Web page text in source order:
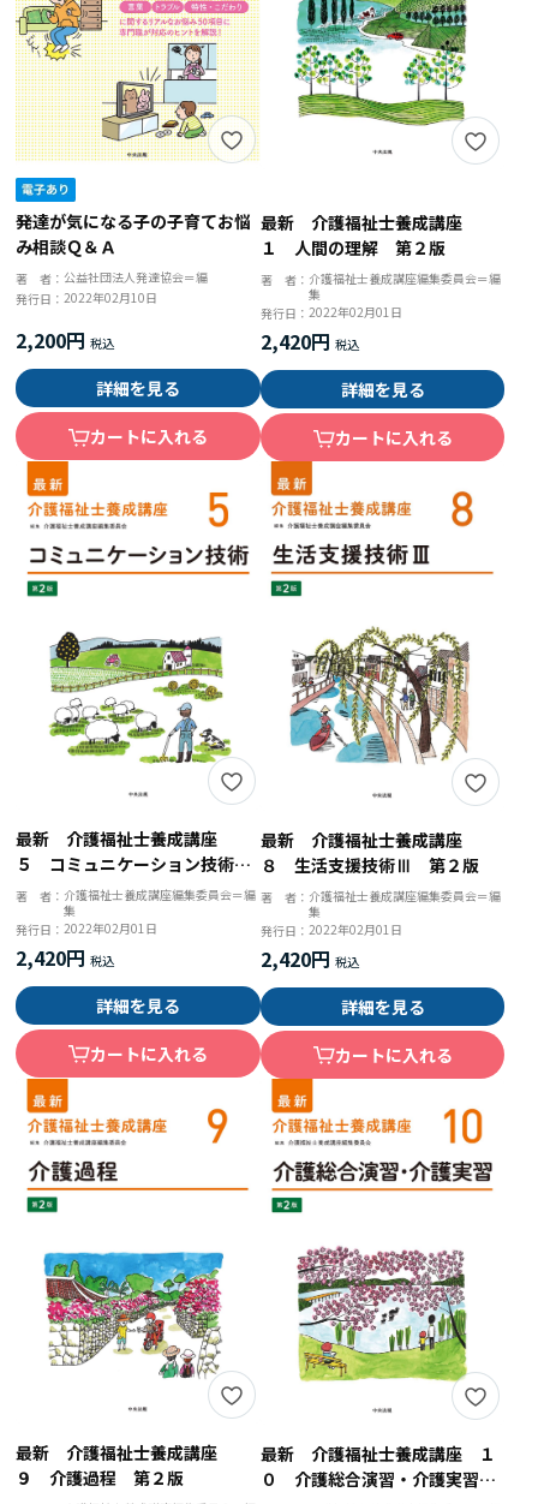
発達が気になる子の子育てお悩
み相談Ｑ＆Ａ
著 者：公益社団法人発達協会＝編
発行日：2022年02月10日
2,200円
詳細を見る
カートに入れる
最新 介護福祉士養成講座
１ 人間の理解 第２版
著 者： 介護福祉士養成講座編集委員会＝編
集
発行日： 2022年02月01日
2,420円
詳細を見る
カートに入れる
最新 介護福祉士養成講座
５ コミュニケーション技術
第２版
著 者： 介護福祉士養成講座編集委員会＝編
集
発行日：2022年02月01日
2,420円
詳細を見る
カートに入れる
最新 介護福祉士養成講座
８ 生活支援技術Ⅲ 第２版
著 者： 介護福祉士養成講座編集委員会＝編
集
発行日： 2022年02月01日
2,420円
詳細を見る
カートに入れる
最新 介護福祉士養成講座
９ 介護過程 第２版
最新 介護福祉士養成講座 １
０ 介護総合演習・介護実習